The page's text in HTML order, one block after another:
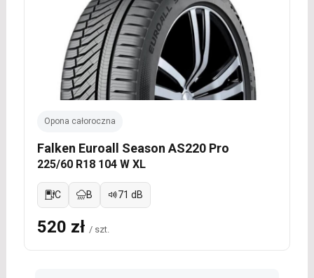
Opona całoroczna
Falken Euroall Season AS220 Pro
225/60 R18 104 W XL
C B 71 dB
520 zł / szt.